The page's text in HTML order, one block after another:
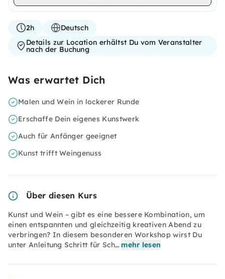
2h
Deutsch
Details zur Location erhältst Du vom Veranstalter
nach der Buchung
Was erwartet Dich
Malen und Wein in lockerer Runde
Erschaffe Dein eigenes Kunstwerk
Auch für Anfänger geeignet
Kunst trifft Weingenuss
Über diesen Kurs
Kunst und Wein – gibt es eine bessere Kombination, um
einen entspannten und gleichzeitig kreativen Abend zu
verbringen? In diesem besonderen Workshop wirst Du
unter Anleitung Schritt für Sch… mehr lesen